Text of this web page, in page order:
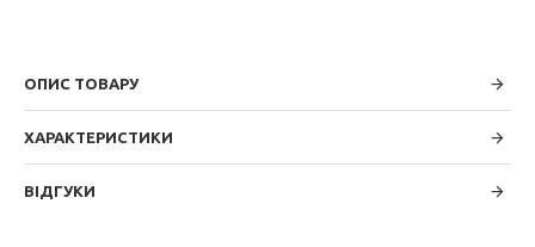
ОПИС ТОВАРУ
ХАРАКТЕРИСТИКИ
ВІДГУКИ